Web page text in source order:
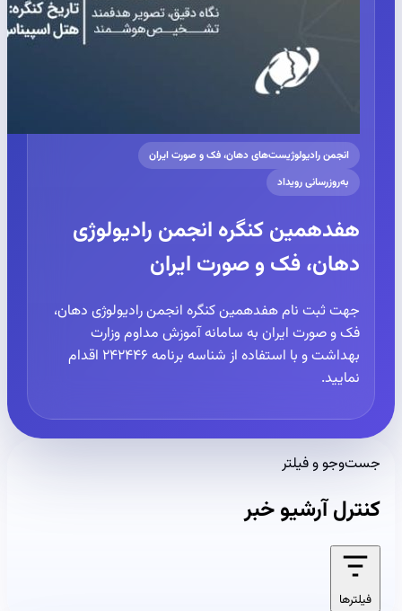
انجمن رادیولوژیست‌های دهان، فک و صورت ایران
به‌روزرسانی رویداد
هفدهمین کنگره انجمن رادیولوژی
دهان، فک و صورت ایران
جهت ثبت نام هفدهمین کنگره انجمن رادیولوژی دهان،
فک و صورت ایران به سامانه آموزش مداوم وزارت
بهداشت و با استفاده از شناسه برنامه ۲۴۲۴۴۶ اقدام
نمایید.
جست‌وجو و فیلتر
کنترل آرشیو خبر
فیلترها